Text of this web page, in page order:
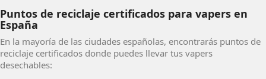
Puntos de reciclaje certificados para vapers en
España
En la mayoría de las ciudades españolas, encontrarás puntos de
reciclaje certificados donde puedes llevar tus vapers
desechables: